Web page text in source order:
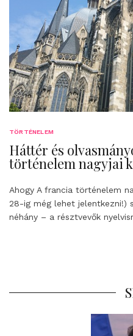
TÖRTÉNELEM
Háttér és
történelem nagyjai
Ahogy A francia történelem
28-ig még lehet jelentkezni!)
néhány – a résztvevők